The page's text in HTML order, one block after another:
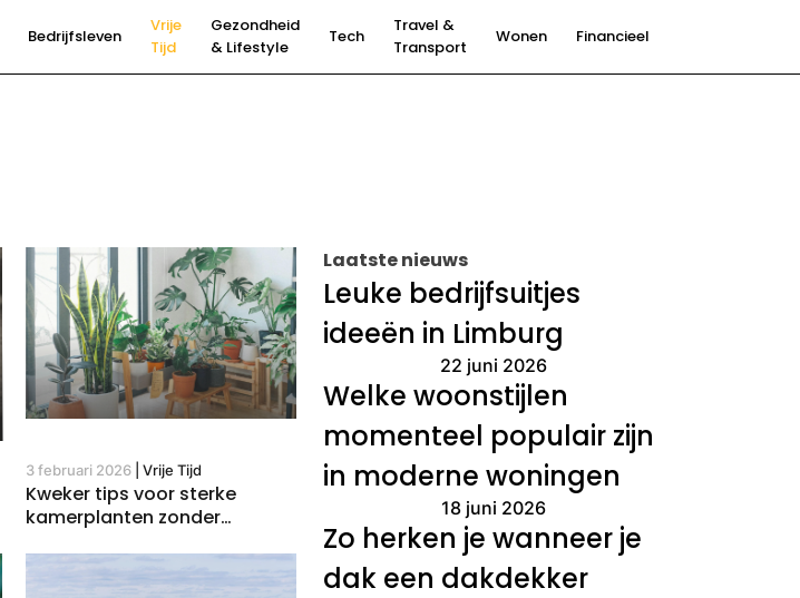
Bedrijfsleven
Vrije
Tijd
Gezondheid
& Lifestyle
Tech
Travel &
Transport
Wonen Financieel
3 februari 2026| Vrije Tijd
Kweker tips voor sterke
kamerplanten zonder
Laatste nieuws
Leuke bedrijfsuitjes
ideeën in Limburg
22 juni 2026
Welke woonstijlen
momenteel populair zijn
in moderne woningen
18 juni 2026
Zo herken je wanneer je
dak een dakdekker